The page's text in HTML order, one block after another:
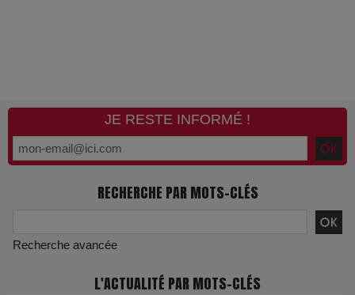
JE RESTE INFORMÉ !
RECHERCHE PAR MOTS-CLÉS
Recherche avancée
L'ACTUALITÉ PAR MOTS-CLÉS